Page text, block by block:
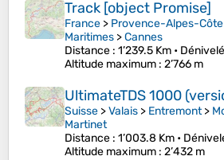
Track [object Promise]
France > Provence-Alpes-Côte
Maritimes >Cannes
Distance : 1’239.5 Km •
Altitude maximum : 2’766 m
UltimateTDS 1000
Suisse >Valais > Entremont>
Martinet
Distance : 1’003.8 Km •
Altitude maximum : 2’432 m